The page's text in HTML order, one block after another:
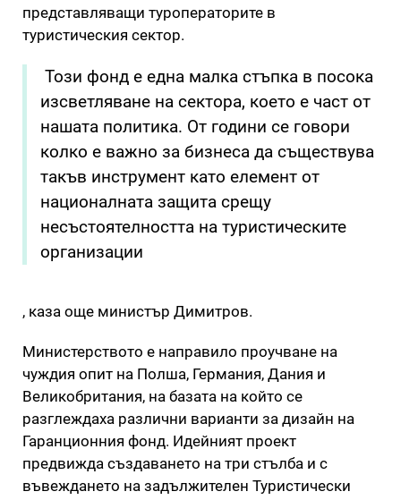
представляващи туроператорите в
туристическия сектор.
Този фонд е една малка стъпка в посока
изсветляване на сектора, което е част от
нашата политика. От години се говори
колко е важно за бизнеса да съществува
такъв инструмент като елемент от
националната защита срещу
несъстоятелността на туристическите
организации
, каза още министър Димитров.
Министерството е направило проучване на
чуждия опит на Полша, Германия, Дания и
Великобритания, на базата на който се
разглеждаха различни варианти за дизайн на
Гаранционния фонд. Идейният проект
предвижда създаването на три стълба и с
въвеждането на задължителен Туристически